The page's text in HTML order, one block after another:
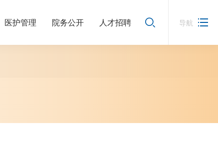
医护管理 院务公开 人才招聘 导航